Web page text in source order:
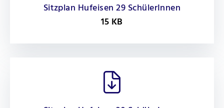
Sitzplan Hufeisen 29 SchülerInnen
15 KB